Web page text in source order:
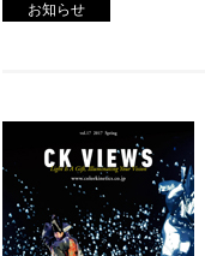
お知らせ